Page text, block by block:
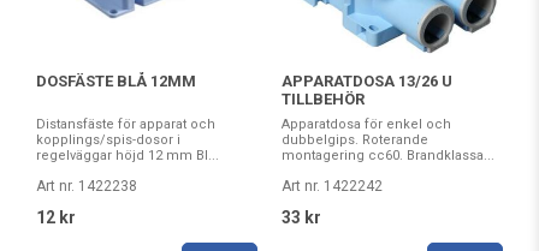
DOSFÄSTE BLÅ 12MM
Distansfäste för apparat och
kopplings/spis-dosor i
regelväggar höjd 12 mm Bl...
Art nr. 1422238
12 kr
APPARATDOSA 13/26 U
TILLBEHÖR
Apparatdosa för enkel och
dubbelgips. Roterande
montagering cc60. Brandklassa...
Art nr. 1422242
33 kr